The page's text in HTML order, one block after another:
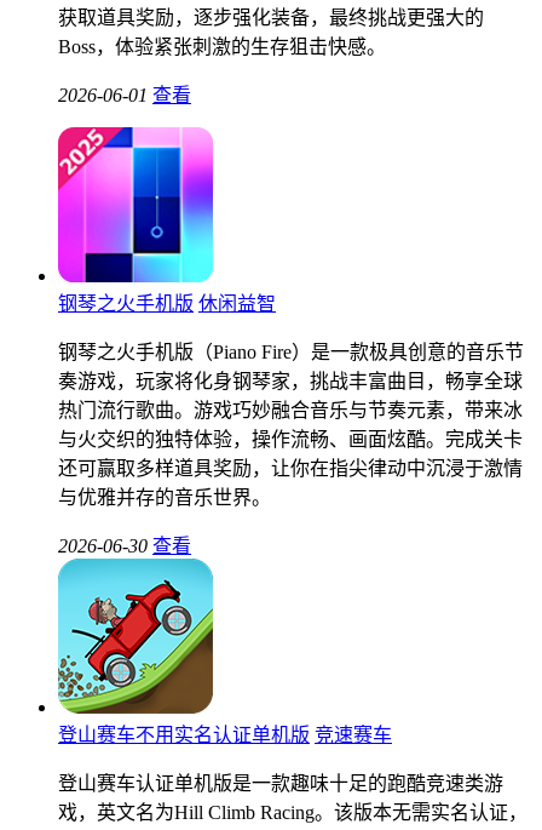
获取道具奖励，逐步强化装备，最终挑战更强大的
Boss，体验紧张刺激的生存狙击快感。
2026-06-01 查看
钢琴之火手机版 休闲益智
钢琴之火手机版（Piano Fire）是一款极具创意的音乐节
奏游戏，玩家将化身钢琴家，挑战丰富曲目，畅享全球
热门流行歌曲。游戏巧妙融合音乐与节奏元素，带来冰
与火交织的独特体验，操作流畅、画面炫酷。完成关卡
还可赢取多样道具奖励，让你在指尖律动中沉浸于激情
与优雅并存的音乐世界。
2026-06-30 查看
登山赛车不用实名认证单机版 竞速赛车
登山赛车认证单机版是一款趣味十足的跑酷竞速类游
戏，英文名为Hill Climb Racing。该版本无需实名认证，